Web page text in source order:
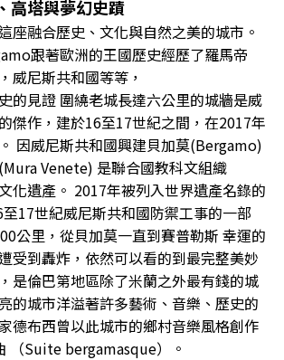
高塔與夢幻史蹟
座融合歷史、文化與自然之美的城市。
跟著歐洲的王國歷史經歷了羅馬帝
威尼斯共和國等等，
的見證 圍繞老城長達六公里的城牆是威
傑作，建於16至17世紀之間，在2017年
因威尼斯共和國興建貝加莫(Bergamo)
Venete) 是聯合國教科文組織
化遺產。 2017年被列入世界遺產名錄的
至17世紀威尼斯共和國防禦工事的一部
公里，從貝加莫一直到賽普勒斯 幸運的
受到轟炸，依然可以看的到最完整美妙
是倫巴第地區除了米蘭之外最有錢的城
的城市洋溢著許多藝術、音樂、歷史的
德布西曾以此城市的鄉村音樂風格創作
（Suite bergamasque）。